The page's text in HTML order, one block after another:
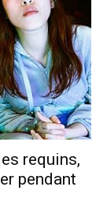
requins,
pendant